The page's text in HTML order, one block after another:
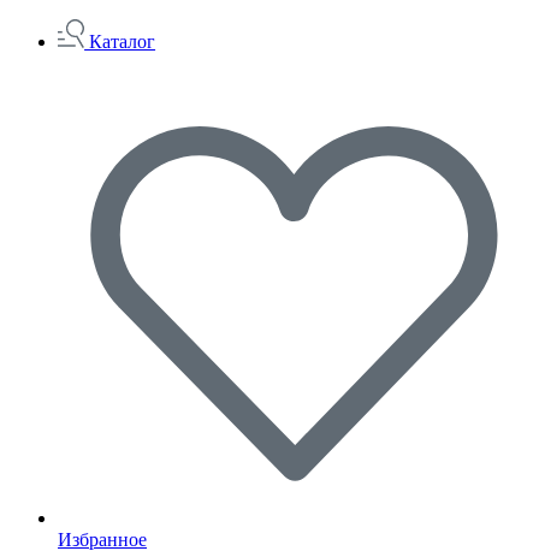
Каталог
Избранное